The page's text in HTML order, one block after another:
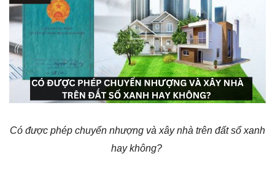
Có được phép chuyển nhượng và xây nhà trên đất sổ xanh
hay không?